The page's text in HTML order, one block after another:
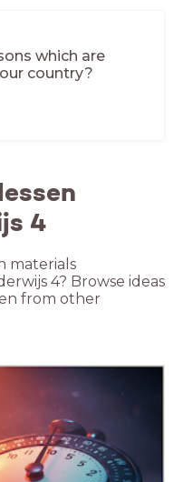
which are
country?
4
materials
4? Browse ideas
from other